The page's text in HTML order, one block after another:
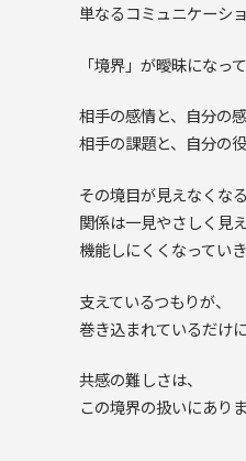
単なるコミュニケーシ
「境界」が曖昧になっ
相手の感情と、自分の感
相手の課題と、自分の役
その境目が見えなくなる
関係は一見やさしく見え
機能しにくくなっていき
支えているつもりが、
巻き込まれているだけ
共感の難しさは、
この境界の扱いにありま